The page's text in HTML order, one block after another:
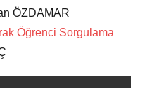
ÖZDAMAR
Öğrenci Sorgulama